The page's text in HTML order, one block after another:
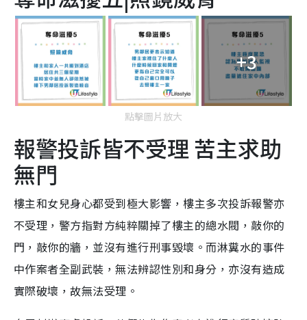
+3
點擊圖片放大
報警投訴皆不受理 苦主求助
無門
樓主和女兒身心都受到極大影響，樓主多次投訴報警亦
不受理，警方指對方純粹關掉了樓主的總水閥，敲你的
門，敲你的牆，並沒有進行刑事毀壞。而淋糞水的事件
中作案者全副武裝，無法辨認性別和身分，亦沒有造成
實際破壞，故無法受理。